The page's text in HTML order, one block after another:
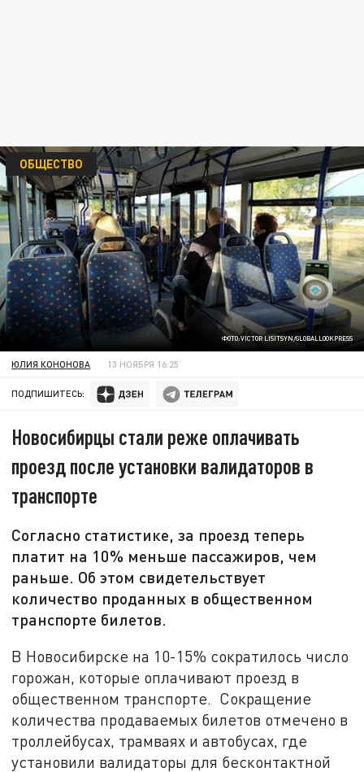
ФОТО:VICTOR LISITSYN/GLOBALLOOKPRESS
ОБЩЕСТВО
ЮЛИЯ КОНОНОВА 13 НОЯБРЯ 16:25
ПОДПИШИТЕСЬ:
Новосибирцы стали реже оплачивать
проезд после установки валидаторов в
транспорте
Согласно статистике, за проезд теперь
платит на 10% меньше пассажиров, чем
раньше. Об этом свидетельствует
количество проданных в общественном
транспорте билетов.
В Новосибирске на 10-15% сократилось число
горожан, которые оплачивают проезд в
общественном транспорте. Сокращение
количества продаваемых билетов отмечено в
троллейбусах, трамваях и автобусах, где
установили валидаторы для бесконтактной